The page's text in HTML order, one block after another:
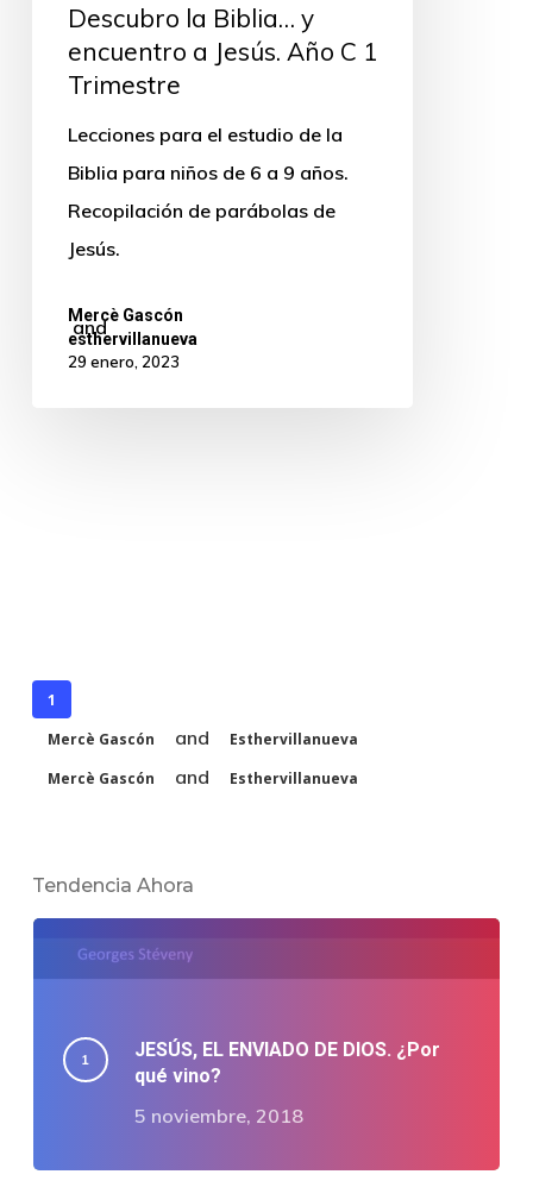
Descubro la Biblia… y
encuentro a Jesús. Año C 1
Trimestre
Lecciones para el estudio de la
Biblia para niños de 6 a 9 años.
Recopilación de parábolas de
Jesús.
Mercè Gascón
and
esthervillanueva
29 enero, 2023
1
Mercè Gascón
and
Esthervillanueva
Mercè Gascón
and Esthervillanueva
Tendencia Ahora
JESÚS, EL ENVIADO DE DIOS. ¿Por
qué vino?
5 noviembre, 2018